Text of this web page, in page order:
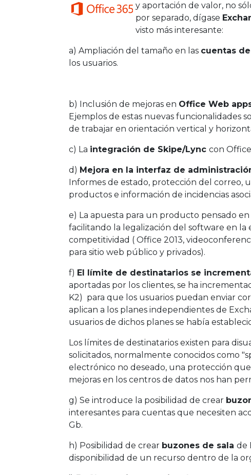
y aportación de valor, no
por separado, dígase
visto más interesante:
a) Ampliación del tamaño en las cuentas
los usuarios.
b) Inclusión de mejoras en Office Web
Ejemplos de estas nuevas funcionalidades
de trabajar en orientación vertical y
c) La integración de Skipe/Lynccon
d) Mejora en la interfaz de
Informes de estado, protección del correo,
productos e información de incidencias
e) La apuesta para un producto pensado en
facilitando la legalización del software en
competitividad ( Office 2013,
para sitio web público y privados).
f) El límite de destinatarios se
aportadas por los clientes, se ha
K2) para que los usuarios puedan enviar
aplican a los planes independientes de
usuarios de dichos planes se había
Los límites de destinatarios existen para
solicitados, normalmente conocidos como
electrónico no deseado, una protección
mejoras en los centros de datos nos han
g) Se introduce la posibilidad de crear
interesantes para cuentas que necesiten
Gb.
h) Posibilidad de crear buzones de salade
disponibilidad de un recurso dentro de la